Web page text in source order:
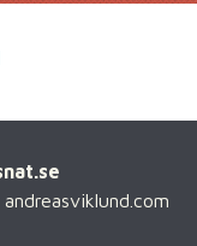
andreasviklund.com